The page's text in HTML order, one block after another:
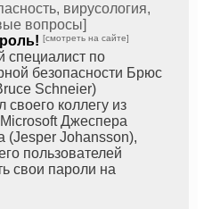
вирусология,
вопросы]
[смотреть на сайте]
специалист по
безопасности Брюс
Schneier)
своего коллегу из
Джеспера
(Jesper Johansson),
пользователей
свои пароли на